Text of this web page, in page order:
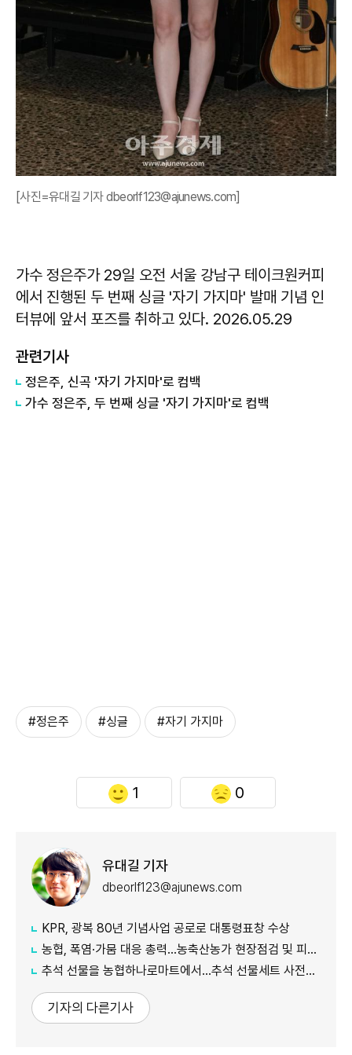
[사진=유대길 기자 dbeorlf123@ajunews.com]
가수 정은주가 29일 오전 서울 강남구 테이크원커피
에서 진행된 두 번째 싱글 '자기 가지마' 발매 기념 인
터뷰에 앞서 포즈를 취하고 있다. 2026.05.29
관련기사
정은주, 신곡 '자기 가지마'로 컴백
가수 정은주, 두 번째 싱글 '자기 가지마'로 컴백
#정은주 #싱글 #자기 가지마
1 0
유대길 기자
dbeorlf123@ajunews.com
KPR, 광복 80년 기념사업 공로로 대통령표창 수상
농협, 폭염·가뭄 대응 총력...농축산농가 현장점검 및 피해 예방 강화
추석 선물을 농협하나로마트에서…추석 선물세트 사전예약 실시
기자의 다른기사